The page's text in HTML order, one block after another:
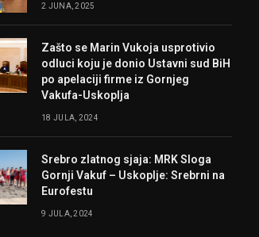
2 JUNA, 2025
Zašto se Marin Vukoja usprotivio
odluci koju je donio Ustavni sud BiH
po apelaciji firme iz Gornjeg
Vakufa-Uskoplja
18 JULA, 2024
Srebro zlatnog sjaja: MRK Sloga
Gornji Vakuf – Uskoplje: Srebrni na
Eurofestu
9 JULA, 2024